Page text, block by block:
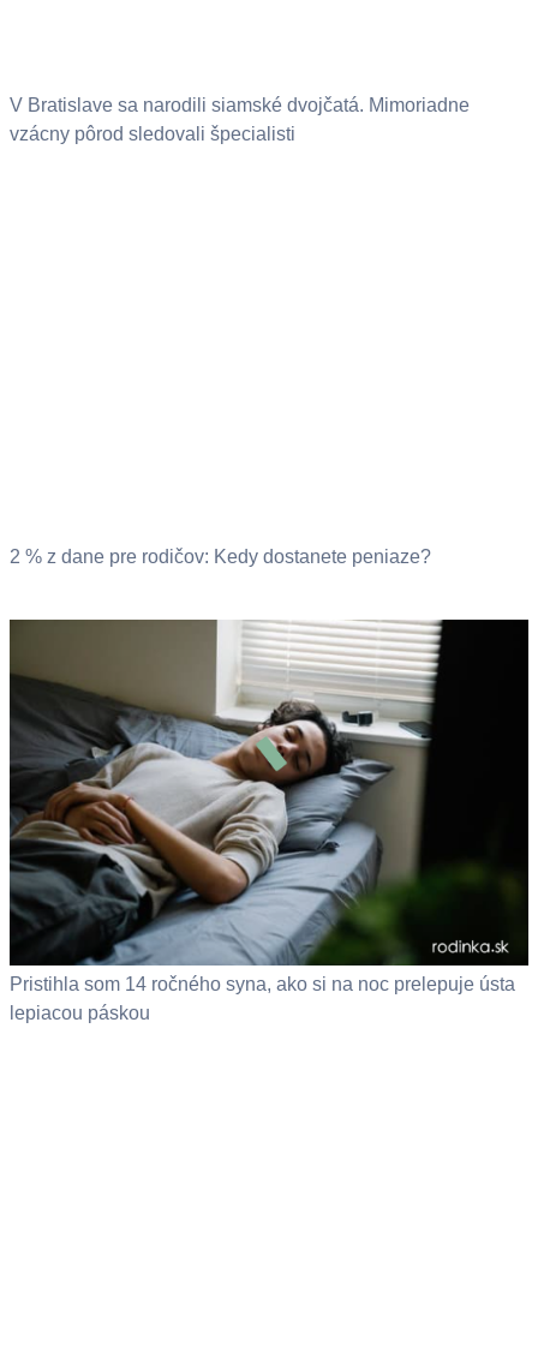
V Bratislave sa narodili siamské dvojčatá. Mimoriadne
vzácny pôrod sledovali špecialisti
2 % z dane pre rodičov: Kedy dostanete peniaze?
Pristihla som 14 ročného syna, ako si na noc prelepuje ústa
lepiacou páskou